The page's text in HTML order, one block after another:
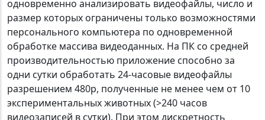
одновременно анализировать видеофайлы, число и
размер которых ограничены только возможностями
персонального компьютера по одновременной
обработке массива видеоданных. На ПК со средней
производительностью приложение способно за
одни сутки обработать 24-часовые видеофайлы
разрешением 480p, полученные не менее чем от 10
экспериментальных животных (>240 часов
видеозаписей в сутки). При этом дискретность